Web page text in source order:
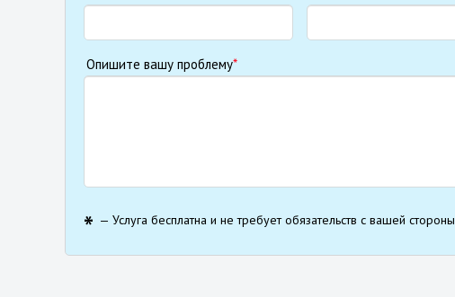
Опишите вашу проблему*
— Услуга бесплатна и не требует обязательств с вашей стороны